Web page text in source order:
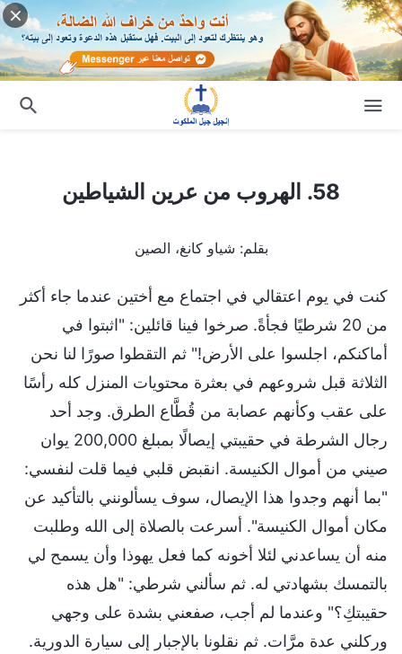
58. الهروب من عرين الشياطين
بقلم: شياو كانغ، الصين
كنت في يوم اعتقالي في اجتماع مع أختين عندما جاء أكثر
من 20 شرطيًا فجأةً. صرخوا فينا قائلين: "اثبتوا في
أماكنكم، اجلسوا على الأرض!" ثم التقطوا صورًا لنا نحن
الثلاثة قبل شروعهم في بعثرة محتويات المنزل كله رأسًا
على عقب وكأنهم عصابة من قُطَّاع الطرق. وجد أحد
رجال الشرطة في حقيبتي إيصالًا بمبلغ 200,000 يوان
صيني من أموال الكنيسة. انقبض قلبي فيما قلت لنفسي:
"بما أنهم وجدوا هذا الإيصال، سوف يسألونني بالتأكيد عن
مكان أموال الكنيسة". أسرعت بالصلاة إلى الله وطلبت
منه أن يساعدني لئلا أخونه كما فعل يهوذا وأن يسمح لي
بالتمسك بشهادتي له. ثم سألني شرطي: "هل هذه
حقيبتكِ؟" وعندما لم أجب، صفعني بشدة على وجهي
وركلني عدة مرَّات. ثم نقلونا بالإجبار إلى سيارة الدورية.